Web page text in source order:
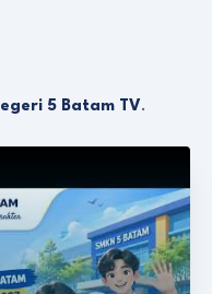
5 Batam TV.